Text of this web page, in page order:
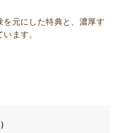
元にした特典と、濃厚す
ます。